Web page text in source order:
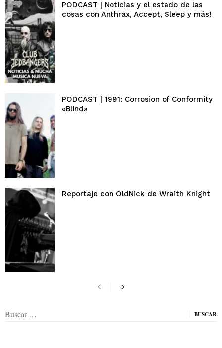
PODCAST | Noticias y el estado de las
cosas con Anthrax, Accept, Sleep y más!
PODCAST | 1991: Corrosion of Conformity
«Blind»
Reportaje con OldNick de Wraith Knight
Buscar: